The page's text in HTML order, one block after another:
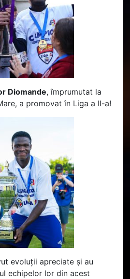
Diomande, împrumutat la
a promovat în Liga a II-a!
evoluții apreciate și au
echipelor lor din acest